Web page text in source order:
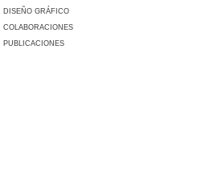
DISEÑO GRÁFICO
COLABORACIONES
PUBLICACIONES